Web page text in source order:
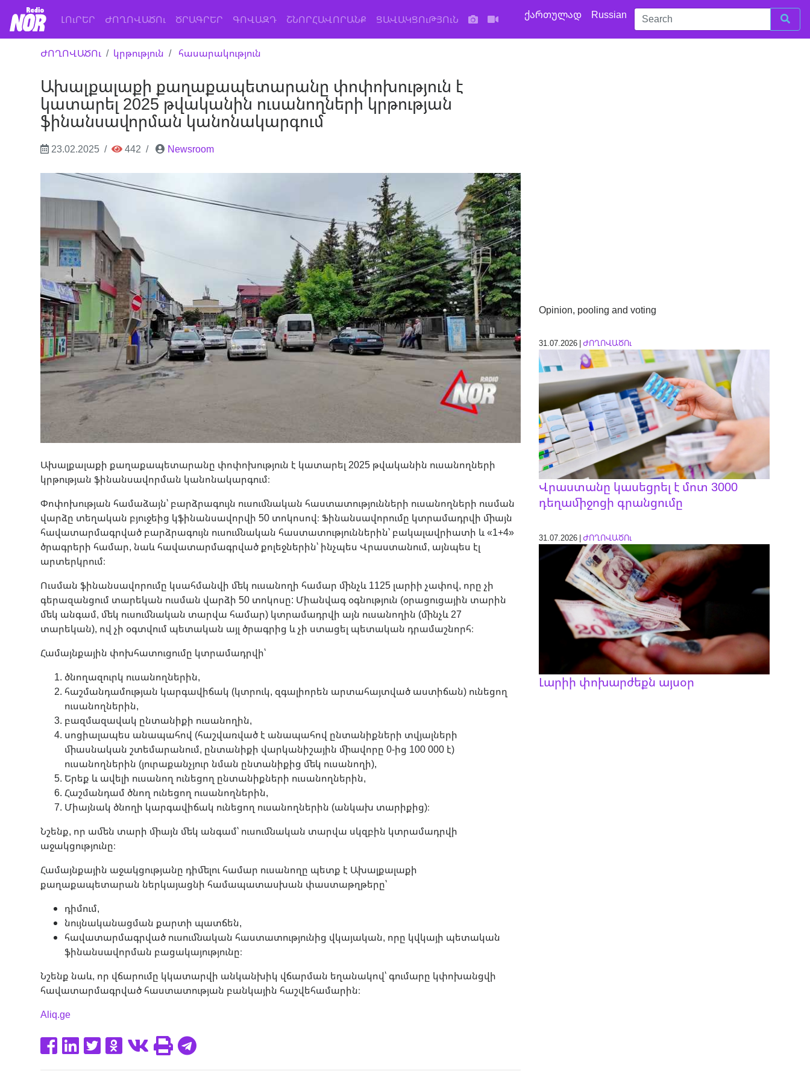
ԼՈւՐԵՐ (current)
ԺՈՂՈՎԱԾՈւ ԾՐԱԳՐԵՐ ԳՈՎԱԶԴ ՇՆՈՐՀԱՎՈՐԱՆՔ ՑԱՎԱԿՑՈւԹՅՈւՆ ქართულად Russian
ԺՈՂՈՎԱԾՈւ կրթություն հասարակություն
Ախալքալաքի քաղաքապետարանը փոփոխություն է
կատարել 2025 թվականին ուսանողների կրթության
ֆինանսավորման կանոնակարգում
23.02.2025 442 Newsroom
Ախալքալաքի քաղաքապետարանը փոփոխություն է կատարել 2025 թվականին ուսանողների
կրթության ֆինանսավորման կանոնակարգում։
Փոփոխության համաձայն՝ բարձրագույն ուսումնական հաստատությունների ուսանողների ուսման
վարձը տեղական բյուջեից կֆինանսավորվի 50 տոկոսով։ Ֆինանսավորումը կտրամադրվի միայն
հավատարմագրված բարձրագույն ուսումնական հաստատություններին՝ բակալավրիատի և «1+4»
ծրագրերի համար, նաև հավատարմագրված քոլեջներին՝ ինչպես Վրաստանում, այնպես էլ
արտերկրում։
Ուսման ֆինանսավորումը կսահմանվի մեկ ուսանողի համար մինչև 1125 լարիի չափով, որը չի
գերազանցում տարեկան ուսման վարձի 50 տոկոսը: Միանվագ օգնություն (օրացուցային տարին
մեկ անգամ, մեկ ուսումնական տարվա համար) կտրամադրվի այն ուսանողին (մինչև 27
տարեկան), ով չի օգտվում պետական ​​այլ ծրագրից և չի ստացել պետական ​​դրամաշնորհ։
Համայնքային փոխհատուցումը կտրամադրվի՝
ծնողազուրկ ուսանողներին,
հաշմանդամության կարգավիճակ (կտրուկ, զգալիորեն արտահայտված աստիճան) ունեցող
ուսանողներին,
բազմազավակ ընտանիքի ուսանողին,
սոցիալապես անապահով (հաշվառված է անապահով ընտանիքների տվյալների
միասնական շտեմարանում, ընտանիքի վարկանիշային միավորը 0-ից 100 000 է)
ուսանողներին (յուրաքանչյուր նման ընտանիքից մեկ ուսանողի),
Երեք և ավելի ուսանող ունեցող ընտանիքների ուսանողներին,
Հաշմանդամ ծնող ունեցող ուսանողներին,
Միայնակ ծնողի կարգավիճակ ունեցող ուսանողներին (անկախ տարիքից)։
Նշենք, որ ամեն տարի միայն մեկ անգամ՝ ուսումնական տարվա սկզբին կտրամադրվի
աջակցությունը։
Համայնքային աջակցությանը դիմելու համար ուսանողը պետք է Ախալքալաքի
քաղաքապետարան ներկայացնի համապատասխան փաստաթղթերը՝
դիմում,
նույնականացման քարտի պատճեն,
հավատարմագրված ուսումնական հաստատությունից վկայական, որը կվկայի պետական
ֆինանսավորման բացակայությունը։
Նշենք նաև, որ վճարումը կկատարվի անկանխիկ վճարման եղանակով՝ գումարը կփոխանցվի
հավատարմագրված հաստատության բանկային հաշվեհամարին։
Aliq.ge
Opinion, pooling and voting
31.07.2026 |ԺՈՂՈՎԱԾՈւ
Վրաստանը կասեցրել է մոտ 3000
դեղամիջոցի գրանցումը
31.07.2026 |ԺՈՂՈՎԱԾՈւ
Լարիի փոխարժեքն այսօր